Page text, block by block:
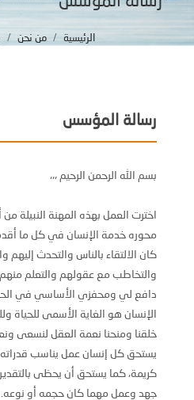
الرئيسية من نحن
رسالة المؤسس
بسم الله الرحمن الرحيم ،،،
اخترت العمل بهذه المهنة النبيلة
محوره خدمة الإنسان في كل ما
كان الالتقاء بالناس والتحدث إليهم
والتخاطب مع عقولهم والتعلم
دافع لي ومحفزي الأساسي في
الإنسان هو الغاية الأسمى للحياة
خلقنا ومنحنا نعمة العقل لنسعى
يستحق كل إنسان عمل يناسب قدراته
كريمة، كما يستحق أن يحظى
جهد وعمل مهما كان حجمه أو نوعه.